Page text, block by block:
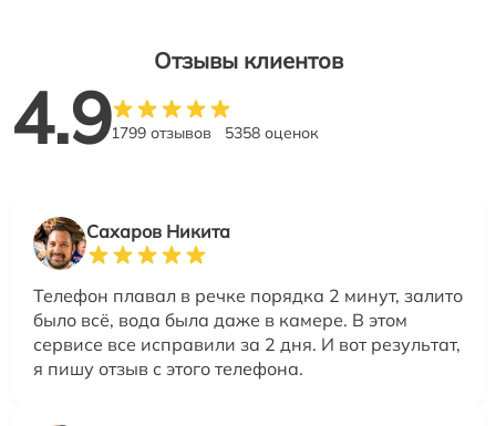
Отзывы клиентов
4.91799 отзывов 5358 оценок
Сахаров Никита
Телефон плавал в речке порядка 2 минут, залито
было всё, вода была даже в камере. В этом
сервисе все исправили за 2 дня. И вот результат,
я пишу отзыв с этого телефона.